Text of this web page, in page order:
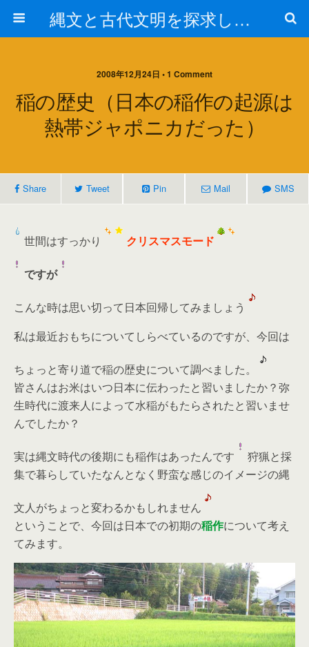
縄文と古代文明を探求しよう！
2008年12月24日 • 1 Comment
稲の歴史（日本の稲作の起源は
熱帯ジャポニカだった）
Share Tweet Pin Mail SMS
世間はすっかり クリスマスモード
ですが
こんな時は思い切って日本回帰してみましょう
私は最近おもちについてしらべているのですが、今回は
ちょっと寄り道で稲の歴史について調べました。
皆さんはお米はいつ日本に伝わったと習いましたか？弥
生時代に渡来人によって水稲がもたらされたと習いませ
んでしたか？
実は縄文時代の後期にも稲作はあったんです
狩猟と採
集で暮らしていたなんとなく野蛮な感じのイメージの縄
文人がちょっと変わるかもしれません
ということで、今回は日本での初期の稲作について考え
てみます。